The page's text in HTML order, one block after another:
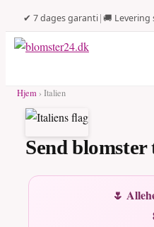
✔ 7 dages garanti|🚚 Levering
Hjem › Italien
Send
🌷